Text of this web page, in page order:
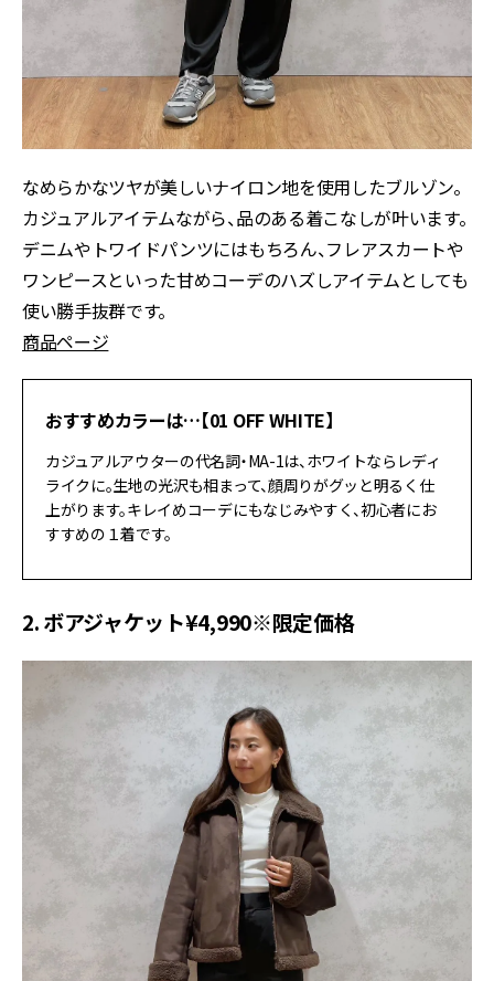
なめらかなツヤが美しいナイロン地を使用したブルゾン。
カジュアルアイテムながら、品のある着こなしが叶います。
デニムやトワイドパンツにはもちろん、フレアスカートや
ワンピースといった甘めコーデのハズしアイテムとしても
使い勝手抜群です。
商品ページ
おすすめカラーは…【01 OFF WHITE】
カジュアルアウターの代名詞・MA-1は、ホワイトならレディ
ライクに。生地の光沢も相まって、顔周りがグッと明るく仕
上がります。キレイめコーデにもなじみやすく、初心者にお
すすめの１着です。
2. ボアジャケット¥4,990※限定価格